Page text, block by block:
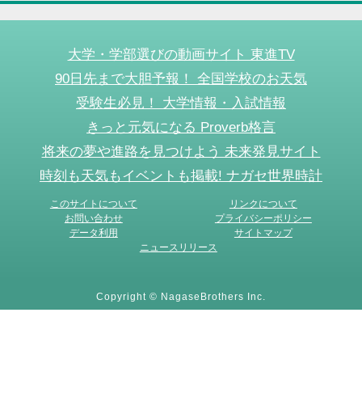
大学・学部選びの動画サイト 東進TV
90日先まで大胆予報！ 全国学校のお天気
受験生必見！ 大学情報・入試情報
きっと元気になる Proverb格言
将来の夢や進路を見つけよう 未来発見サイト
時刻も天気もイベントも掲載! ナガセ世界時計
このサイトについて
リンクについて
お問い合わせ
プライバシーポリシー
データ利用
サイトマップ
ニュースリリース
Copyright © NagaseBrothers Inc.